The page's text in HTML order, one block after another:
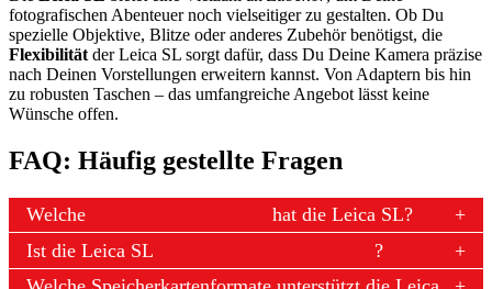
fotografischen Abenteuer noch vielseitiger zu gestalten. Ob Du
spezielle Objektive, Blitze oder anderes Zubehör benötigst, die
Flexibilität der Leica SL sorgt dafür, dass Du Deine Kamera präzise
nach Deinen Vorstellungen erweitern kannst. Von Adaptern bis hin
zu robusten Taschen – das umfangreiche Angebot lässt keine
Wünsche offen.
FAQ: Häufig gestellte Fragen
Welche
hat die Leica SL?
Ist die Leica SL
?